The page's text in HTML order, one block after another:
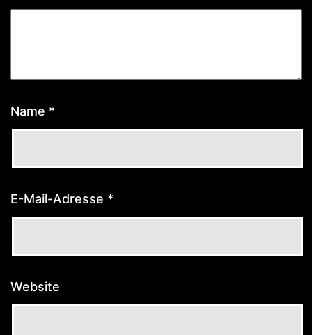
Name *
E-Mail-Adresse *
Website